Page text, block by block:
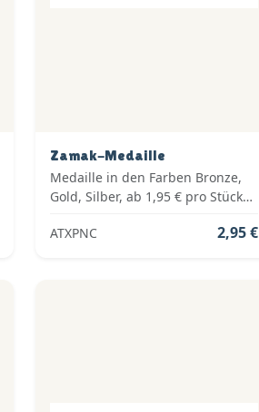
Zamak-Medaille
Medaille in den Farben Bronze,
Gold, Silber, ab 1,95 € pro Stück
Standardemblem und fertig
ATXPNC 2,95 €